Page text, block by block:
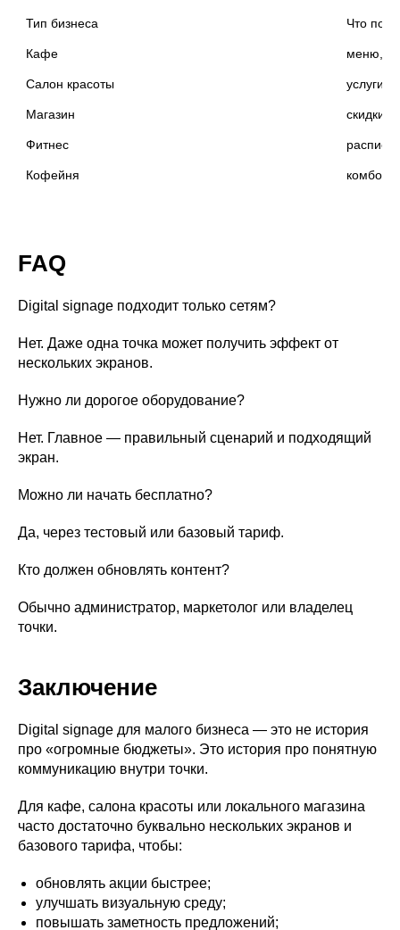
Тип бизнеса Что
Кафе меню,
Салон красоты услуги,
Магазин скидки,
Фитнес
Кофейня комбо,
FAQ
Digital signage подходит только сетям?
Нет. Даже одна точка может получить эффект от
нескольких экранов.
Нужно ли дорогое оборудование?
Нет. Главное — правильный сценарий и подходящий
экран.
Можно ли начать бесплатно?
Да, через тестовый или базовый тариф.
Кто должен обновлять контент?
Обычно администратор, маркетолог или владелец
точки.
Заключение
Digital signage для малого бизнеса — это не история
про «огромные бюджеты». Это история про понятную
коммуникацию внутри точки.
Для кафе, салона красоты или локального магазина
часто достаточно буквально нескольких экранов и
базового тарифа, чтобы:
обновлять акции быстрее;
улучшать визуальную среду;
повышать заметность предложений;